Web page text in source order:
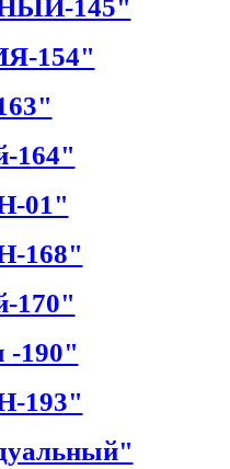
145"
154"
164"
01"
168"
170"
-190"
193"